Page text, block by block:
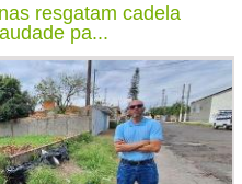
resgatam cadela
pa...